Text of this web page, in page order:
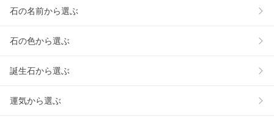
石の名前から選ぶ
石の色から選ぶ
誕生石から選ぶ
運気から選ぶ